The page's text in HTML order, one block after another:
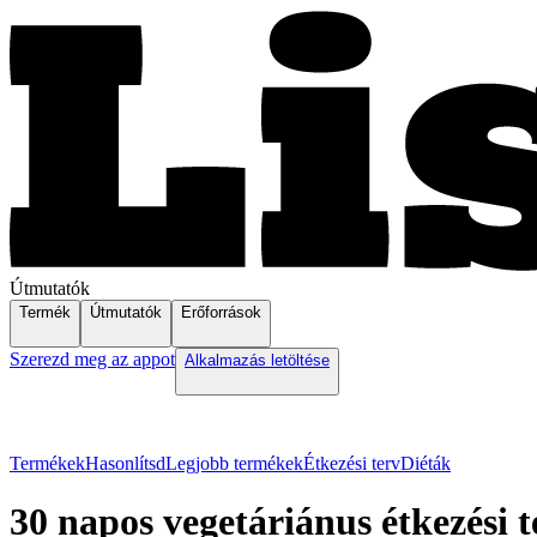
Útmutatók
Termék Útmutatók Erőforrások
Szerezd meg az appot Alkalmazás letöltése
TermékekHasonlítsdLegjobb termékekÉtkezési tervDiéták
30 napos vegetáriánus étkezési